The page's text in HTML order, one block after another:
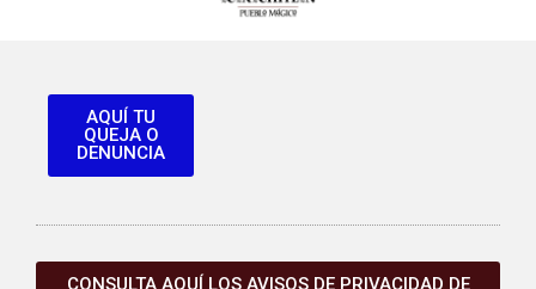
AQUÍ TU
QUEJA O
DENUNCIA
CONSULTA AQUÍ LOS AVISOS DE PRIVACIDAD DE